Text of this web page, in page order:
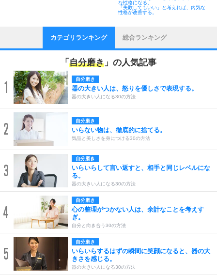
な性格になる。
「失敗してもいい」と考えれば、内気な
性格が改善する。
カテゴリランキング 総合ランキング
「 自分磨き 」の人気記事
1 自分磨き
器の大きい人は、怒りを優しさで表現する。
器の大きい人になる30の方法
2 自分磨き
いらない物は、徹底的に捨てる。
気品と美しさを身につける30の方法
3
自分磨き
いらいらして言い返すと、相手と同じレベルにな
る。
器の大きい人になる30の方法
4
自分磨き
心の整理がつかない人は、余計なことを考えす
ぎ。
自分と向き合う30の方法
5
自分磨き
いらいらするはずの瞬間に笑顔になると、器の大
きさを感じる。
器の大きい人になる30の方法